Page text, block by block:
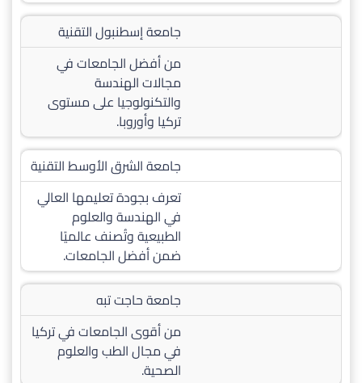
جامعة إسطنبول التقنية
من أفضل الجامعات في
مجالات الهندسة
والتكنولوجيا على مستوى
تركيا وأوروبا.
جامعة الشرق الأوسط التقنية
تعرف بجودة تعليمها العالي
في الهندسة والعلوم
الطبيعية وتُصنف عالميًا
ضمن أفضل الجامعات.
جامعة حاجت تبه
من أقوى الجامعات في تركيا
في مجال الطب والعلوم
الصحية.